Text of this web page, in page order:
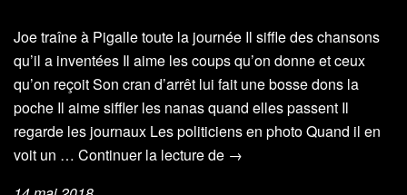
Joe traîne à Pigalle toute la journée Il siffle des chansons
qu’il a inventées Il aime les coups qu’on donne et ceux
qu’on reçoit Son cran d’arrêt lui fait une bosse dons la
poche Il aime siffler les nanas quand elles passent Il
regarde les journaux Les politiciens en photo Quand il en
voit un … Continuer la lecture de Joe
→